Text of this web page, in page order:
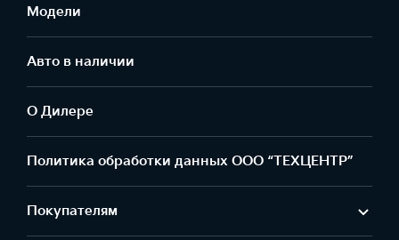
Модели
Авто в наличии
О Дилере
Политика обработки данных ООО “ТЕХЦЕНТР”
Покупателям